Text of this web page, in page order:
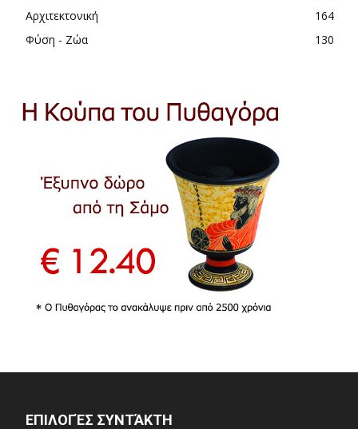
Αρχιτεκτονική
164
Φύση - Ζώα
130
ΕΠΙΛΟΓΈΣ ΣΥΝΤΆΚΤΗ